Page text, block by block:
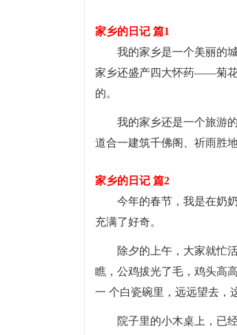
家乡的日记 篇1
我的家乡是一个美丽的
家乡还盛产四大怀药——菊花
的。
我的家乡还是一个旅游
道合一建筑千佛阁、祈雨胜
家乡的日记 篇2
今年的春节，我是在奶
充满了好奇。
除夕的上午，大家就忙
瞧，公鸡拔光了毛，鸡头高
一 个白瓷碗里，远远望去，
院子里的小木桌上，已